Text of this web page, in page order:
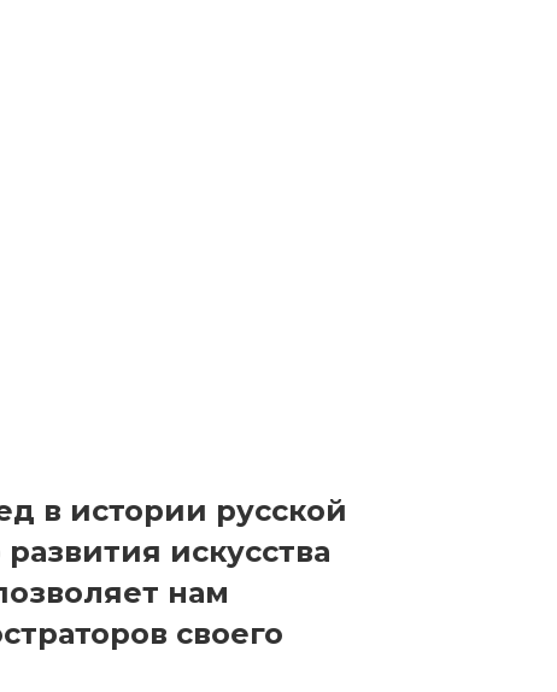
в истории русской
искусства
нам
своего